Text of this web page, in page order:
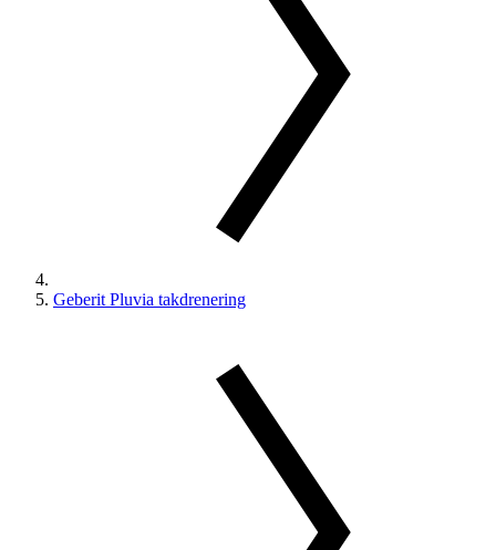
Geberit Pluvia takdrenering